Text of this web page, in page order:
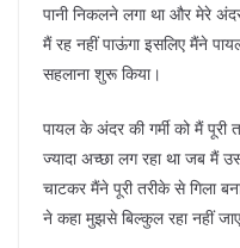
पानी निकलने लगा था और मेरे
मैं रह नहीं पाऊंगा इसलिए मैंने
सहलाना शुरू किया।
पायल के अंदर की गर्मी को मैं
ज्यादा अच्छा लग रहा था जब मैं
चाटकर मैंने पूरी तरीके से गिला
ने कहा मुझसे बिल्कुल रहा नहीं